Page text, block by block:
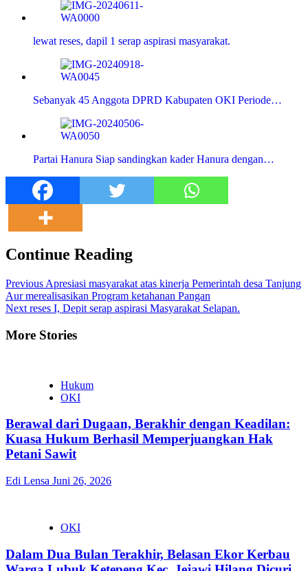
lewat reses, dapil 1 serap aspirasi masyarakat.
Sebanyak 45 Anggota DPRD Kabupaten OKI Periode…
Partai Hanura Siap sandingkan kader Hanura dengan…
Continue Reading
Previous Apresiasi masyarakat atas kinerja Pemerintah desa Tanjung
Aur merealisasikan Program ketahanan Pangan
Next reses I, Depit serap aspirasi Masyarakat Selapan.
More Stories
Hukum
OKI
Berawal dari Dugaan, Berakhir dengan Keadilan:
Kuasa Hukum Berhasil Memperjuangkan Hak
Petani Sawit
Edi Lensa Juni 26, 2026
OKI
Dalam Dua Bulan Terakhir, Belasan Ekor Kerbau